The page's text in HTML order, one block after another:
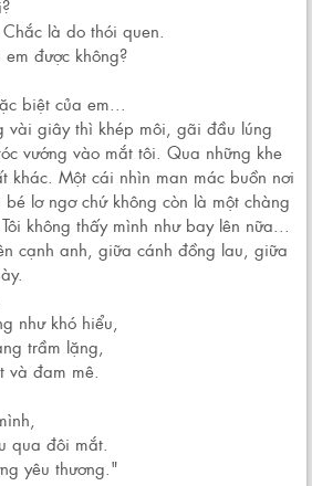
là do thói quen.
được không?
biệt của em...
vài giây thì khép môi, gãi đầu lúng
vướng vào mắt tôi. Qua những khe
khác. Một cái nhìn man mác buồn nơi
lơ ngơ chứ không còn là một chàng
không thấy mình như bay lên nữa...
cạnh anh, giữa cánh đồng lau, giữa
như khó hiểu,
trầm lặng,
và đam mê.
qua đôi mắt.
yêu thương."